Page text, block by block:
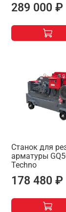
289 000 ₽
Станок для
арматуры
Techno
178 480 ₽